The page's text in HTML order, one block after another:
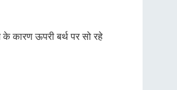
कारण ऊपरी बर्थ पर सो रहे